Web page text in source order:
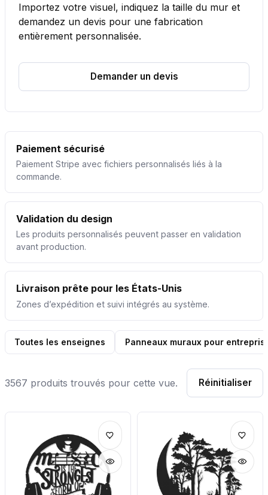
Importez votre visuel, indiquez la taille du mur et
demandez un devis pour une fabrication
entièrement personnalisée.
Demander un devis
Paiement sécurisé
Paiement Stripe avec fichiers personnalisés liés à la
commande.
Validation du design
Les produits personnalisés peuvent passer en validation
avant production.
Livraison prête pour les États-Unis
Zones d’expédition et suivi intégrés au système.
Toutes les enseignes Panneaux muraux pour
3567 produits trouvés pour cette vue. Réinitialiser